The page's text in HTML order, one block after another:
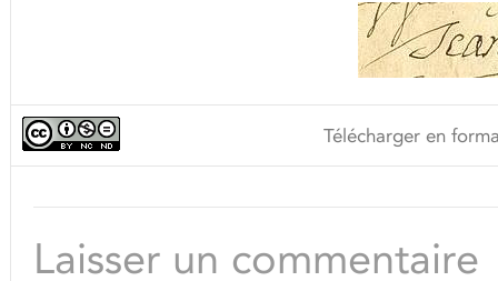
Télécharger en
Laisser un commentaire